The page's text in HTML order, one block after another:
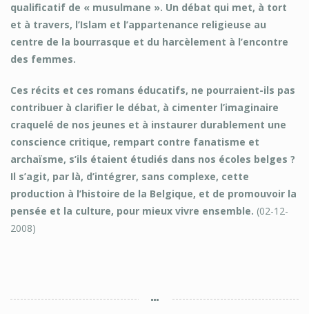
qualificatif de « musulmane ». Un débat qui met, à tort
et à travers, l’Islam et l’appartenance religieuse au
centre de la bourrasque et du harcèlement à l’encontre
des femmes.
Ces récits et ces romans éducatifs, ne pourraient-ils pas
contribuer à clarifier le débat, à cimenter l’imaginaire
craquelé de nos jeunes et à instaurer durablement une
conscience critique, rempart contre fanatisme et
archaïsme, s’ils étaient étudiés dans nos écoles belges ?
Il s’agit, par là, d’intégrer, sans complexe, cette
production à l’histoire de la Belgique, et de promouvoir la
pensée et la culture, pour mieux vivre ensemble. (02-12-
2008)